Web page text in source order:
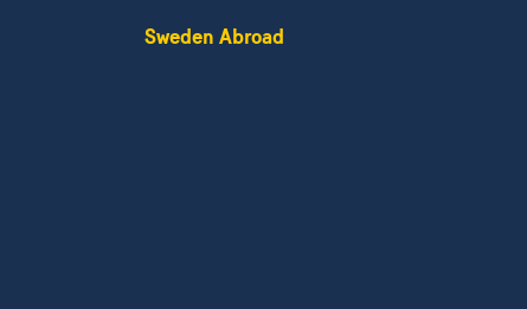
Sweden Abroad